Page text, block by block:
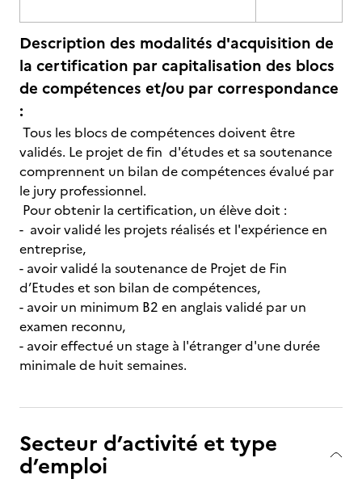
Description des modalités d'acquisition de
la certification par capitalisation des blocs
de compétences et/ou par correspondance
:
Tous les blocs de compétences doivent être
validés. Le projet de fin d'études et sa soutenance
comprennent un bilan de compétences évalué par
le jury professionnel.
Pour obtenir la certification, un élève doit :
- avoir validé les projets réalisés et l'expérience en
entreprise,
- avoir validé la soutenance de Projet de Fin
d’Etudes et son bilan de compétences,
- avoir un minimum B2 en anglais validé par un
examen reconnu,
- avoir effectué un stage à l'étranger d'une durée
minimale de huit semaines.
Secteur d’activité et type
d’emploi